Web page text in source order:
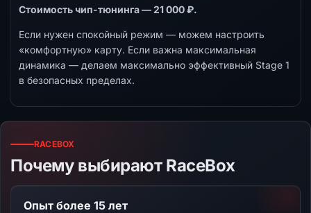
Стоимость чип-тюнинга — 21 000 ₽.
Если нужен спокойный режим — можем настроить
«комфортную» карту. Если важна максимальная
динамика — делаем максимально эффективный Stage 1
в безопасных пределах.
RACEBOX
Почему выбирают RaceBox
Опыт более 15 лет